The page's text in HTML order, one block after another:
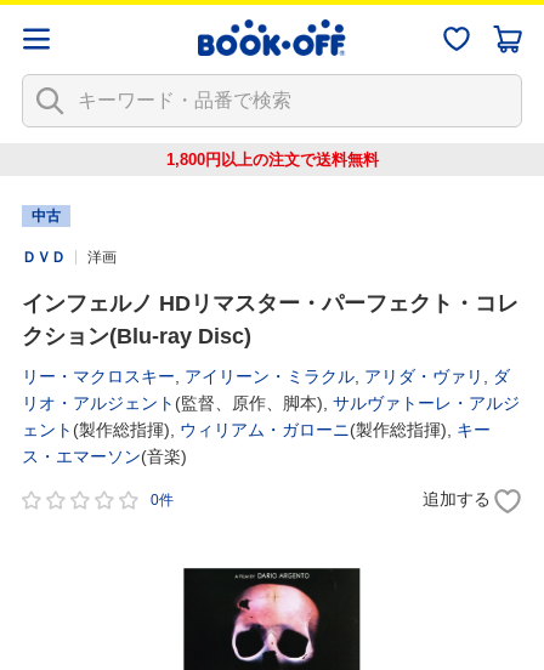
1,800円以上の注文で送料無料
中古
ＤＶＤ 洋画
インフェルノ HDリマスター・パーフェクト・コレ
クション(Blu-ray Disc)
リー・マクロスキー アイリーン・ミラクル アリダ・ヴァリ
ダ
リオ・アルジェント (監督、原作、脚本), サルヴァトーレ・アルジ
ェント (製作総指揮), ウィリアム・ガローニ(製作総指揮),
キー
ス・エマーソン(音楽)
0件 追加する